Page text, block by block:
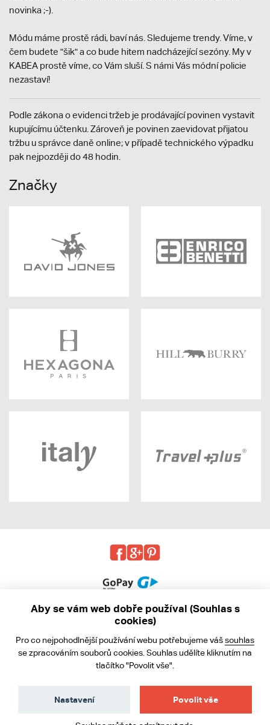
novinka ;-).
Módu máme prostě rádi, baví nás. Sledujeme trendy. Víme, v
čem budete "šik" a co bude hitem nadcházející sezóny. My v
KABEA prostě víme, co Vám sluší. S námi Vás módní policie
nezastaví!
Podle zákona o evidenci tržeb je prodávající povinen vystavit
kupujícímu účtenku. Zároveň je povinen zaevidovat přijatou
tržbu u správce daně online; v případě technického výpadku
pak nejpozději do 48 hodin.
Značky
Obchodní podmínky
Ochrana osobních údajů
Aby se vám web dobře používal (Souhlas s
cookies)
Pro co nejpohodlnější používání webu potřebujeme vášsouhlas
se zpracováním souborů cookies. Souhlas udělíte kliknutím na
tlačítko "Povolit vše".
Povolit vše
Nastavení